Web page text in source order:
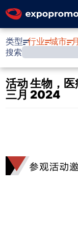
类型 行业 城市
搜索
活动 生物，
三月 2024